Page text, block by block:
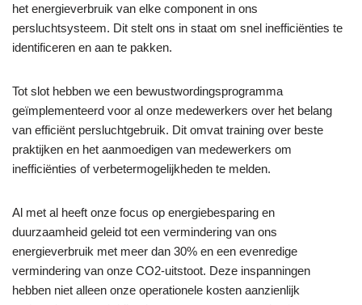
het energieverbruik van elke component in ons
persluchtsysteem. Dit stelt ons in staat om snel inefficiënties te
identificeren en aan te pakken.
Tot slot hebben we een bewustwordingsprogramma
geïmplementeerd voor al onze medewerkers over het belang
van efficiënt persluchtgebruik. Dit omvat training over beste
praktijken en het aanmoedigen van medewerkers om
inefficiënties of verbetermogelijkheden te melden.
Al met al heeft onze focus op energiebesparing en
duurzaamheid geleid tot een vermindering van ons
energieverbruik met meer dan 30% en een evenredige
vermindering van onze CO2-uitstoot. Deze inspanningen
hebben niet alleen onze operationele kosten aanzienlijk